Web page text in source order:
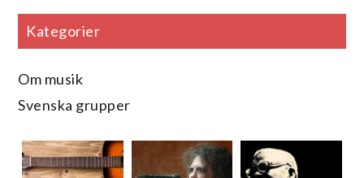
Kategorier
Om musik
Svenska grupper